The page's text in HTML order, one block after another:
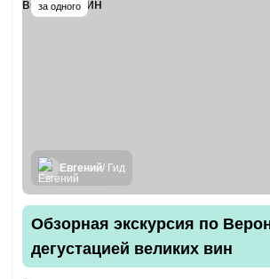
за одного
Евгений/ Гид
Обзорная экскурсия по
дегустацией великих вин